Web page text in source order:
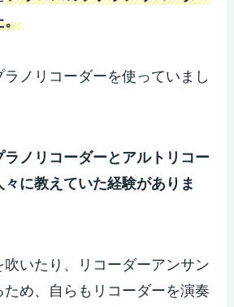
。
ノリコーダーを使っていまし
ノリコーダーとアルトリコー
に教えていた経験がありま
いたり、リコーダーアンサン
め、自らもリコーダーを演奏